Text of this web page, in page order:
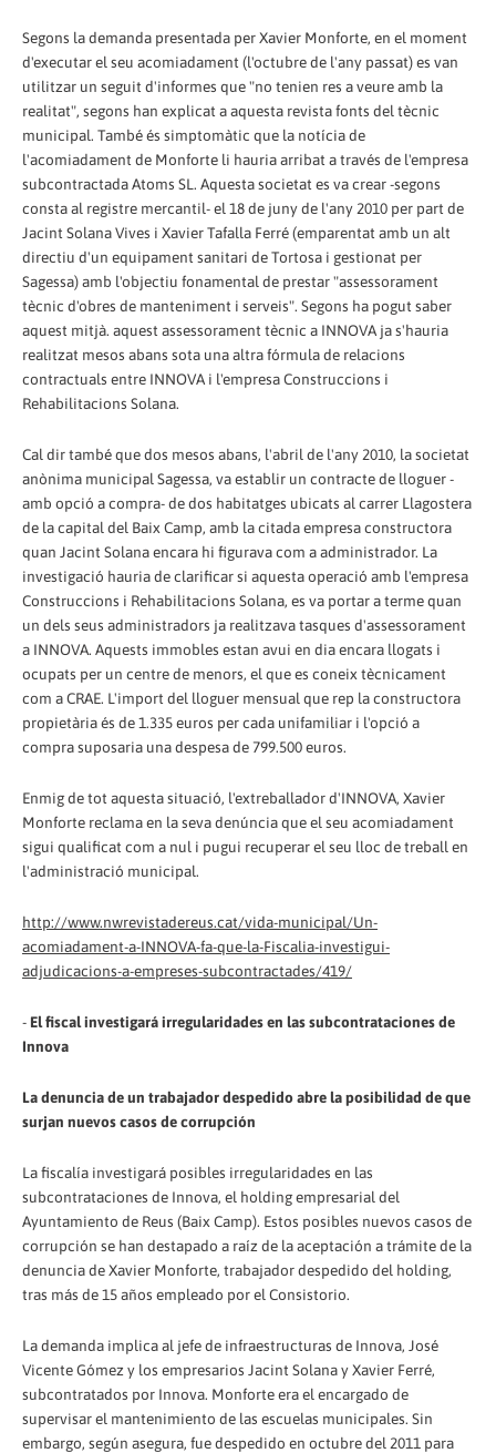
Segons la demanda presentada per Xavier Monforte, en el moment
d'executar el seu acomiadament (l'octubre de l'any passat) es van
utilitzar un seguit d'informes que "no tenien res a veure amb la
realitat", segons han explicat a aquesta revista fonts del tècnic
municipal. També és simptomàtic que la notícia de
l'acomiadament de Monforte li hauria arribat a través de l'empresa
subcontractada Atoms SL. Aquesta societat es va crear -segons
consta al registre mercantil- el 18 de juny de l'any 2010 per part de
Jacint Solana Vives i Xavier Tafalla Ferré (emparentat amb un alt
directiu d'un equipament sanitari de Tortosa i gestionat per
Sagessa) amb l'objectiu fonamental de prestar "assessorament
tècnic d'obres de manteniment i serveis". Segons ha pogut saber
aquest mitjà. aquest assessorament tècnic a INNOVA ja s'hauria
realitzat mesos abans sota una altra fórmula de relacions
contractuals entre INNOVA i l'empresa Construccions i
Rehabilitacions Solana.
Cal dir també que dos mesos abans, l'abril de l'any 2010, la societat
anònima municipal Sagessa, va establir un contracte de lloguer -
amb opció a compra- de dos habitatges ubicats al carrer Llagostera
de la capital del Baix Camp, amb la citada empresa constructora
quan Jacint Solana encara hi figurava com a administrador. La
investigació hauria de clarificar si aquesta operació amb l'empresa
Construccions i Rehabilitacions Solana, es va portar a terme quan
un dels seus administradors ja realitzava tasques d'assessorament
a INNOVA. Aquests immobles estan avui en dia encara llogats i
ocupats per un centre de menors, el que es coneix tècnicament
com a CRAE. L'import del lloguer mensual que rep la constructora
propietària és de 1.335 euros per cada unifamiliar i l'opció a
compra suposaria una despesa de 799.500 euros.
Enmig de tot aquesta situació, l'extreballador d'INNOVA, Xavier
Monforte reclama en la seva denúncia que el seu acomiadament
sigui qualificat com a nul i pugui recuperar el seu lloc de treball en
l'administració municipal.
http://www.nwrevistadereus.cat/vida-municipal/Un-
acomiadament-a-INNOVA-fa-que-la-Fiscalia-investigui-
adjudicacions-a-empreses-subcontractades/419/
- El fiscal investigará irregularidades en las subcontrataciones de
Innova
La denuncia de un trabajador despedido abre la posibilidad de que
surjan nuevos casos de corrupción
La fiscalía investigará posibles irregularidades en las
subcontrataciones de Innova, el holding empresarial del
Ayuntamiento de Reus (Baix Camp). Estos posibles nuevos casos de
corrupción se han destapado a raíz de la aceptación a trámite de la
denuncia de Xavier Monforte, trabajador despedido del holding,
tras más de 15 años empleado por el Consistorio.
La demanda implica al jefe de infraestructuras de Innova, José
Vicente Gómez y los empresarios Jacint Solana y Xavier Ferré,
subcontratados por Innova. Monforte era el encargado de
supervisar el mantenimiento de las escuelas municipales. Sin
embargo, según asegura, fue despedido en octubre del 2011 para